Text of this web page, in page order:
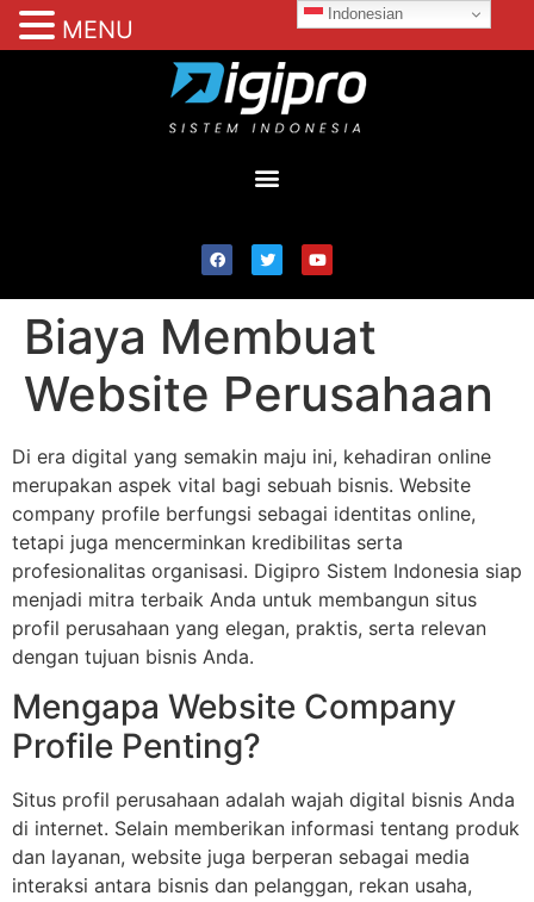
Biaya Membuat
Website Perusahaan
Di era digital yang semakin maju ini, kehadiran online
merupakan aspek vital bagi sebuah bisnis. Website
company profile berfungsi sebagai identitas online,
tetapi juga mencerminkan kredibilitas serta
profesionalitas organisasi. Digipro Sistem Indonesia siap
menjadi mitra terbaik Anda untuk membangun situs
profil perusahaan yang elegan, praktis, serta relevan
dengan tujuan bisnis Anda.
Mengapa Website Company
Profile Penting?
Situs profil perusahaan adalah wajah digital bisnis Anda
di internet. Selain memberikan informasi tentang produk
dan layanan, website juga berperan sebagai media
interaksi antara bisnis dan pelanggan, rekan usaha,
Indonesian
MENU